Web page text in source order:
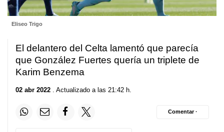
Eliseo Trigo
El delantero del Celta lamentó que parecía
que González Fuertes quería un triplete de
Karim Benzema
02 abr 2022 . Actualizado a las 21:42 h.
Comentar ·